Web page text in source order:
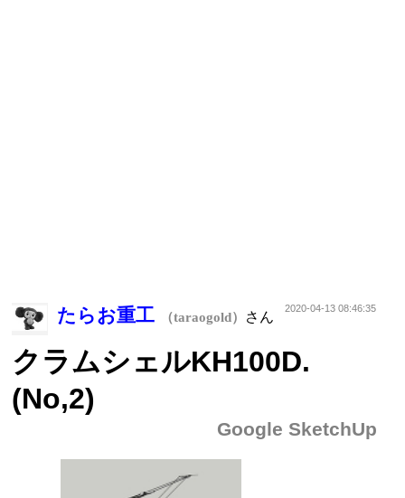
たらお重工 （taraogold） さん
2020-04-13 08:46:35
クラムシェルKH100D.
(No,2)
Google SketchUp